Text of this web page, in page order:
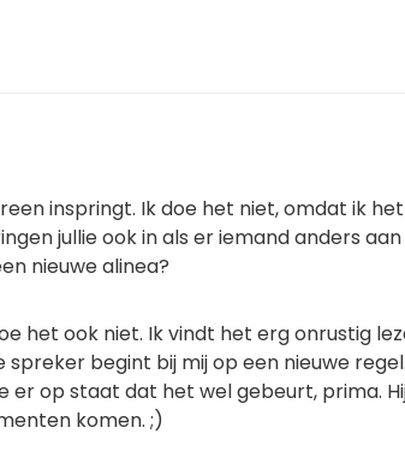
inspringt. Ik doe het niet, omdat ik
jullie ook in als er iemand anders
nieuwe alinea?
het ook niet. Ik vindt het erg onrustig
spreker begint bij mij op een nieuwe
er op staat dat het wel gebeurt, prima.
komen. ;)